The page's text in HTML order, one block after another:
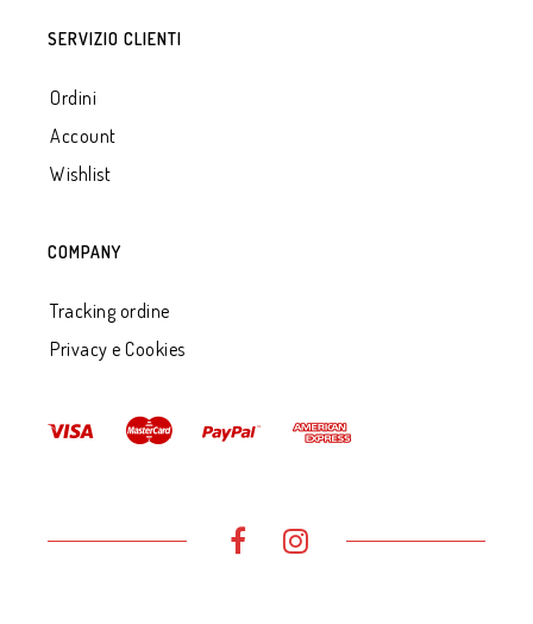
SERVIZIO CLIENTI
Ordini
Account
Wishlist
COMPANY
Tracking ordine
Privacy e Cookies